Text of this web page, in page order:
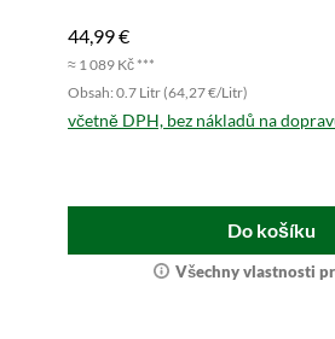
44,99 €
≈ 1 089 Kč ***
Obsah: 0.7 Litr (64,27 €/Litr)
včetně DPH, bez nákladů na
Do košíku
Všechny vlastnosti